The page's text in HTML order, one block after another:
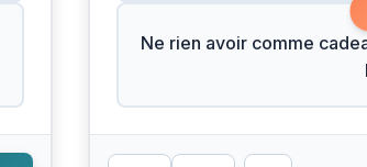
Ne rien avoir comme